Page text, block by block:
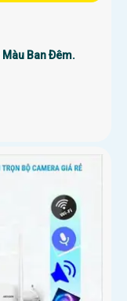
Ban Ðêm.